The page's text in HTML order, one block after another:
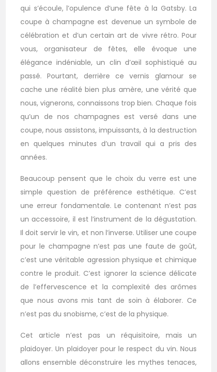
qui s’écoule, l’opulence d’une fête à la Gatsby. La
coupe à champagne est devenue un symbole de
célébration et d’un certain art de vivre rétro. Pour
vous, organisateur de fêtes, elle évoque une
élégance indéniable, un clin d’œil sophistiqué au
passé. Pourtant, derrière ce vernis glamour se
cache une réalité bien plus amère, une vérité que
nous, vignerons, connaissons trop bien. Chaque fois
qu’un de nos champagnes est versé dans une
coupe, nous assistons, impuissants, à la destruction
en quelques minutes d’un travail qui a pris des
années.
Beaucoup pensent que le choix du verre est une
simple question de préférence esthétique. C’est
une erreur fondamentale. Le contenant n’est pas
un accessoire, il est l’instrument de la dégustation.
Il doit servir le vin, et non l’inverse. Utiliser une coupe
pour le champagne n’est pas une faute de goût,
c’est une véritable agression physique et chimique
contre le produit. C’est ignorer la science délicate
de l’effervescence et la complexité des arômes
que nous avons mis tant de soin à élaborer. Ce
n’est pas du snobisme, c’est de la physique.
Cet article n’est pas un réquisitoire, mais un
plaidoyer. Un plaidoyer pour le respect du vin. Nous
allons ensemble déconstruire les mythes tenaces,